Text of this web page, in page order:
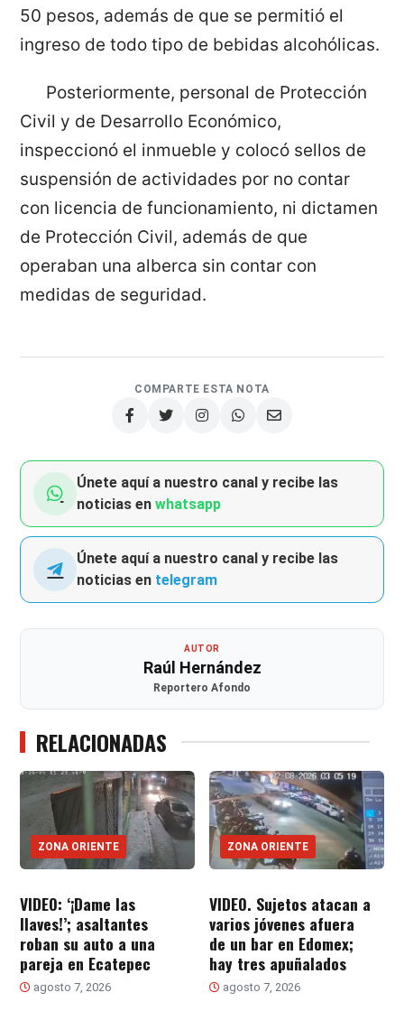
50 pesos, además de que se permitió el
ingreso de todo tipo de bebidas alcohólicas.
Posteriormente, personal de Protección
Civil y de Desarrollo Económico,
inspeccionó el inmueble y colocó sellos de
suspensión de actividades por no contar
con licencia de funcionamiento, ni dictamen
de Protección Civil, además de que
operaban una alberca sin contar con
medidas de seguridad.
COMPARTE ESTA NOTA
Únete aquí a nuestro canal y recibe las
noticias enwhatsapp
Únete aquí a nuestro canal y recibe las
noticias en telegram
AUTOR
Raúl Hernández
Reportero Afondo
RELACIONADAS
ZONA ORIENTE
VIDEO: ‘¡Dame las
llaves!’; asaltantes
roban su auto a una
pareja en Ecatepec
agosto 7, 2026
ZONA ORIENTE
VIDEO. Sujetos atacan a
varios jóvenes afuera
de un bar en Edomex;
hay tres apuñalados
agosto 7, 2026